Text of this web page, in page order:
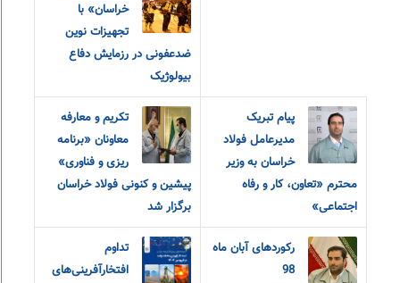
خراسان» با
تجهیزات نوین
ضدعفونی در رزمایش دفاع
بیولوژیک
پیام تبریک
مدیرعامل فولاد
خراسان به وزیر
محترم «تعاون، کار و رفاه
اجتماعی»
تکریم و معارفه
معاونان «برنامه
ریزی و فناوری»
پیشین و کنونی فولاد خراسان
برگزار شد
رکوردهای آبان ماه
98
تداوم
افتخارآفرینی‌های